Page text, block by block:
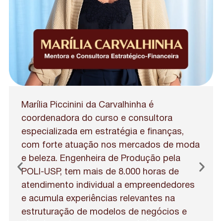
Marília Piccinini da Carvalhinha é
coordenadora do curso e consultora
especializada em estratégia e finanças,
com forte atuação nos mercados de moda
e beleza. Engenheira de Produção pela
POLI-USP, tem mais de 8.000 horas de
atendimento individual a empreendedores
e acumula experiências relevantes na
estruturação de modelos de negócios e